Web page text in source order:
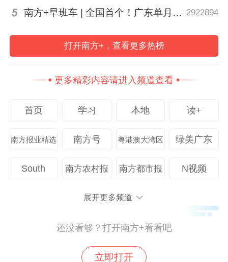
5月19日，美国总统特朗普在华盛顿白宫出席活动。 新
可以说是“鸡同鸭讲”。
特朗普主张，俄乌应立即进行停火谈判，梵
是要提供和平备忘录。
不能不说，普京还是非常了解特朗普需求
的。特朗普喜欢自己的“和平总统”人设，也
南方+早班车 | 全国首个！广东单月用电量突破千亿千瓦时 2922894
打开南方+，查看更多热榜
更多精彩内容请进入频道查看
首页 学习 本地 读+
南方报业精选 南方号 粤港澳大湾区 绿美广东
South 南方农村报 南方都市报 N视频
展开更多频道
还没看够？打开南方+看看吧
立即打开